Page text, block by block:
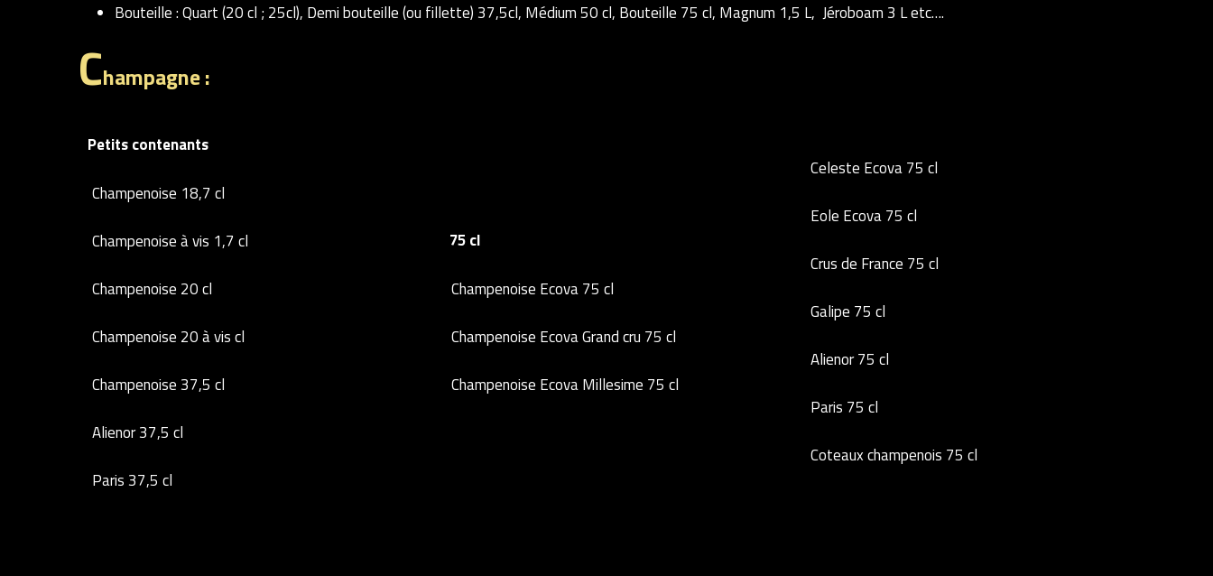
Bouteille : Quart (20 cl ; 25cl), Demi bouteille (ou fillette) 37,5cl, Médium 50 cl, Bouteille 75 cl, Magnum 1,5 L, Jéroboam 3 L etc….
Champagne :
Petits contenants
Champenoise 18,7 cl
Champenoise à vis 1,7 cl
Champenoise 20 cl
Champenoise 20 à vis cl
Champenoise 37,5 cl
Alienor 37,5 cl
Paris 37,5 cl
75 cl
Champenoise Ecova 75 cl
Champenoise Ecova Grand cru 75 cl
Champenoise Ecova Millesime 75 cl
Celeste Ecova 75 cl
Eole Ecova 75 cl
Crus de France 75 cl
Galipe 75 cl
Alienor 75 cl
Paris 75 cl
Coteaux champenois 75 cl